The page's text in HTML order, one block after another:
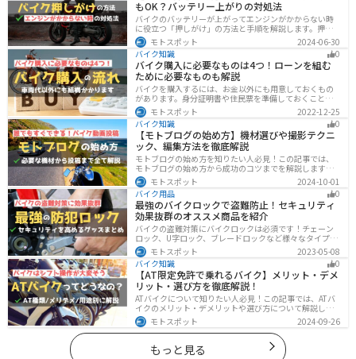
もOK？バッテリー上がりの対処法
バイクのバッテリーが上がってエンジンがかからない時
に役立つ「押しがけ」の方法と手順を解説します。押し
がけができるバイクとできないバイクがあるので、自分
のバイクができるのか確認しておきましょう。
モトスポット
2024-06-30
バイク知識
0
バイク購入に必要なものは4つ！ローンを組む
ために必要なものも解説
バイクを購入するには、お金以外にも用意しておくもの
があります。身分証明書や住民票を準備しておくことで
購入ギリギリになって慌てずに済むので、しっかりと準
備しておきましょう。
モトスポット
2022-12-25
バイク知識
0
【モトブログの始め方】機材選びや撮影テクニ
ック、編集方法を徹底解説
モトブログの始め方を知りたい人必見！この記事では、
モトブログの始め方から成功のコツまでを解説します。
実は、モトブログを始めるには機材をそろえる必要があ
ります。記事を読めば、モトブログを成功させるための
コツを知ることが可能です。
モトスポット
2024-10-01
バイク用品
0
最強のバイクロックで盗難防止！セキュリティ
効果抜群のオススメ商品を紹介
バイクの盗難対策にバイクロックは必須です！チェーン
ロック、U字ロック、ブレードロックなど様々なタイプが
あるので自分の用途に合った使いやすいものを選びまし
ょう。この記事ではバイクロックの種類と特徴、それぞ
れ最強の商品を紹介します。
モトスポット
2023-05-08
バイク知識
0
【AT限定免許で乗れるバイク】メリット・デメ
リット・選び方を徹底解説！
ATバイクについて知りたい人必見！この記事では、ATバ
イクのメリット・デメリットや選び方について解説しま
す。 実はAT限定免許で乗れるバイクの種類は多数ありま
す。記事を参考に、自分に合ったATバイクを選びましょ
う。
モトスポット 2024-09-26
もっと見る